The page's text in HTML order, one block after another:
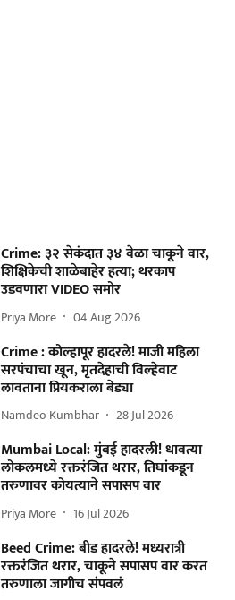
Crime: ३२ सेकंदात ३४ वेळा चाकूने वार,
शिक्षिकेची शाळेबाहेर हत्या; थरकाप
उडवणारा VIDEO समोर
Priya More 04 Aug 2026
Crime : कोल्हापूर हादरले! माजी महिला
सरपंचाचा खून, मृतदेहाची विल्हेवाट
लावताना प्रियकराला बेड्या
Namdeo Kumbhar 28 Jul 2026
Mumbai Local: मुंबई हादरली! धावत्या
लोकलमध्ये रक्तरंजित थरार, तिघांकडून
तरुणावर कोयत्याने सपासप वार
Priya More 16 Jul 2026
Beed Crime: बीड हादरले! मध्यरात्री
रक्तरंजित थरार, चाकूने सपासप वार करत
तरुणाला जागीच संपवलं